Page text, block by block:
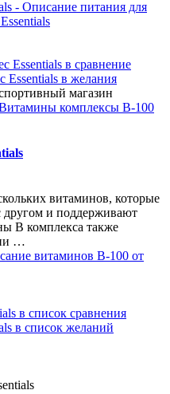
Essentials в сравнение
Essentials в желания
витаминов, которые
другом и поддерживают
B комплекса также
…
в список сравнения
в список желаний